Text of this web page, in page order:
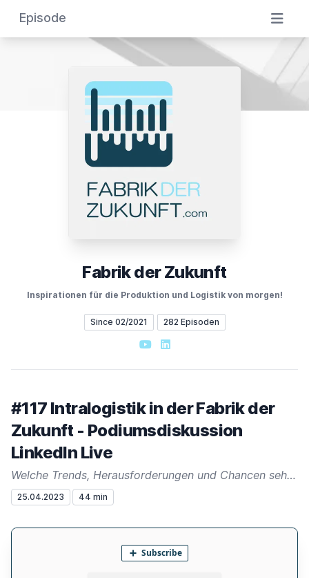
Episode
Fabrik der Zukunft
Inspirationen für die Produktion und Logistik von morgen!
Since 02/2021 282 Episoden
YouTubeLinkedIn
#117 Intralogistik in der Fabrik der
Zukunft - Podiumsdiskussion
LinkedIn Live
Welche Trends, Herausforderungen und Chancen sehen produzierende Unternehmen?
25.04.2023 44 min